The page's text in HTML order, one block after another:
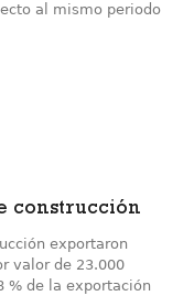
al mismo periodo
construcción
exportaron
valor de 23.000
% de la exportación